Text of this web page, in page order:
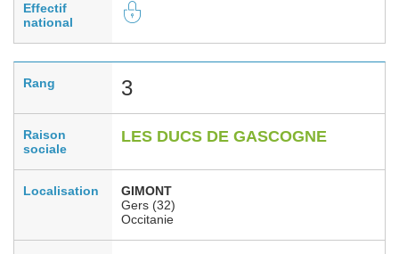
Effectif
national
Rang 3
Raison
sociale
LES DUCS DE GASCOGNE
Localisation
GIMONT
Gers (32)
Occitanie